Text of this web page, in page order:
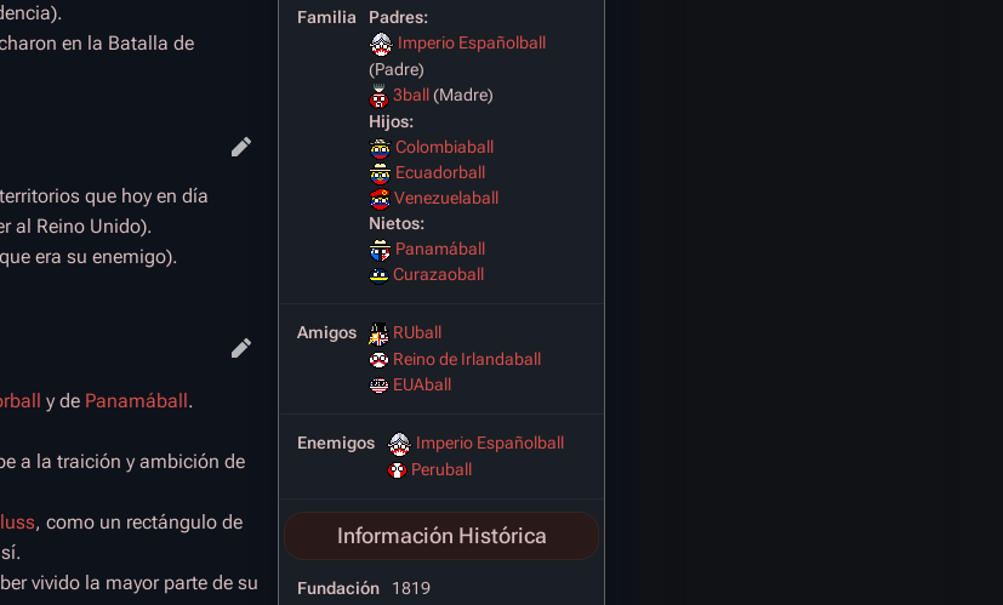
Familia
Padres:
Imperio Españolball
(Padre)
3ball(Madre)
Hijos:
Colombiaball
Ecuadorball
Venezuelaball
Nietos:
Panamáball
Curazaoball
Amigos
RUball
Reino de Irlandaball
EUAball
Enemigos
Imperio Españolball
Peruball
Información Histórica
Fundación 1819
en la Batalla de
que hoy en día
al Reino Unido).
era su enemigo).
y de Panamáball.
a la traición y ambición de
, como un rectángulo de
vivido la mayor parte de su